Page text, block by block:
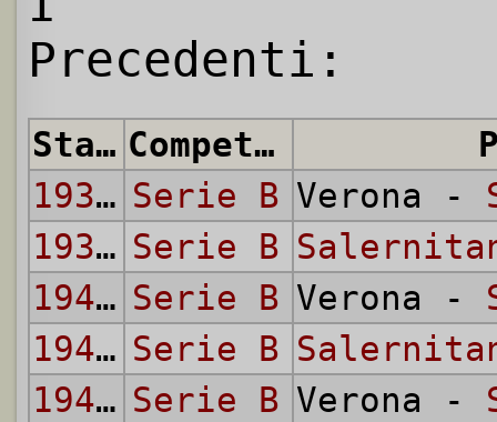
Precedenti:
Stagione Competizione
1938/39 Serie B Verona -
1938/39 Serie B
1948/49 Serie B Verona -
1948/49 Serie B
1949/50 Serie B Verona -